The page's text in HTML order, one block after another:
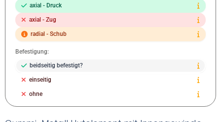
axial - Druck
axial - Zug
radial - Schub
Befestigung:
beidseitig befestigt?
einseitig
ohne